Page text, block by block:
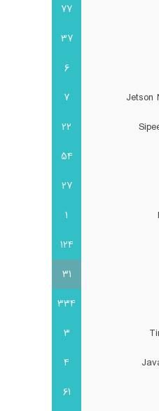
77
37
6
7
22
54
27
1
124
31
334
3
4
61